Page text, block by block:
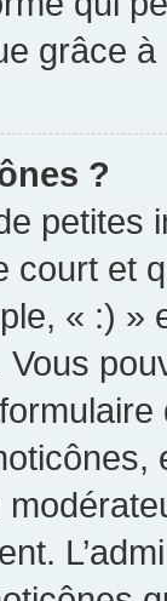
grâce à
?
petites
court et
« :) »